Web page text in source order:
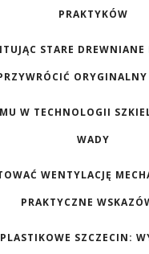
PRAKTYKÓW
STARE
ORYGINALNY
W TECHNOLOGII
WADY
WENTYLACJĘ
PRAKTYCZNE
SZCZECIN: